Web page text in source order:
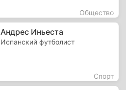
Общество
Андрес Иньеста
Испанский футболист
Спорт